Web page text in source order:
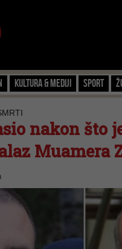
Kultura & Mediji Sport
nakon što
Muamera